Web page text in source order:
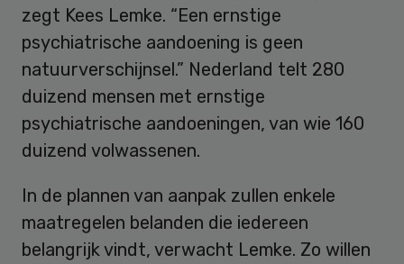
zegt Kees Lemke. “Een ernstige
psychiatrische aandoening is geen
natuurverschijnsel.” Nederland telt 280
duizend mensen met ernstige
psychiatrische aandoeningen, van wie 160
duizend volwassenen.
In de plannen van aanpak zullen enkele
maatregelen belanden die iedereen
belangrijk vindt, verwacht Lemke. Zo willen